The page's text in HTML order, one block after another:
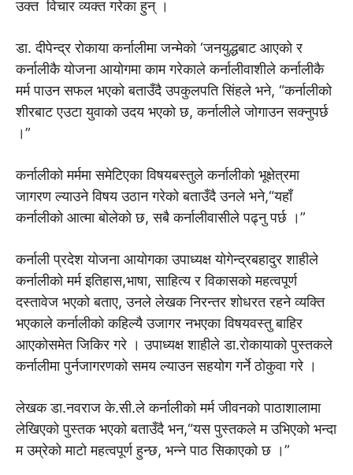
उक्त विचार व्यक्त गरेका हुन् ।
डा. दीपेन्द्र रोकाया कर्नालीमा जन्मेको ‘जनयुद्धबाट आएको र
कर्नालीकै योजना आयोगमा काम गरेकाले कर्नालीवाशीले कर्नालीकै
मर्म पाउन सफल भएको बताउँदै उपकुलपति सिंहले भने, “कर्नालीको
शीरबाट एउटा युवाको उदय भएको छ, कर्नालीले जोगाउन सक्नुपर्छ
।”
कर्नालीको मर्ममा समेटिएका विषयबस्तुले कर्नालीको भूक्षेत्रमा
जागरण ल्याउने विषय उठान गरेको बताउँदै उनले भने,“यहाँ
कर्नालीको आत्मा बोलेको छ, सबै कर्नालीवासीले पढ्नु पर्छ ।”
कर्नाली प्रदेश योजना आयोगका उपाध्यक्ष योगेन्द्रबहादुर शाहीले
कर्नालीको मर्म इतिहास,भाषा, साहित्य र विकासको महत्वपूर्ण
दस्तावेज भएको बताए, उनले लेखक निरन्तर शोधरत रहने व्यक्ति
भएकाले कर्नालीको कहिल्यै उजागर नभएका विषयवस्तु बाहिर
आएकोसमेत जिकिर गरे । उपाध्यक्ष शाहीले डा.रोकायाको पुस्तकले
कर्नालीमा पुर्नजागरणको समय ल्याउन सहयोग गर्ने ठोकुवा गरे ।
लेखक डा.नवराज के.सी.ले कर्नालीको मर्म जीवनको पाठाशालामा
लेखिएको पुस्तक भएको बताउँदै भन,“यस पुस्तकले म उभिएको भन्दा
म उम्रेको माटो महत्वपूर्ण हुन्छ, भन्ने पाठ सिकाएको छ ।”